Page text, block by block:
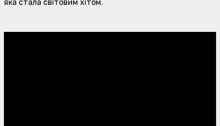
яка стала світовим хітом.